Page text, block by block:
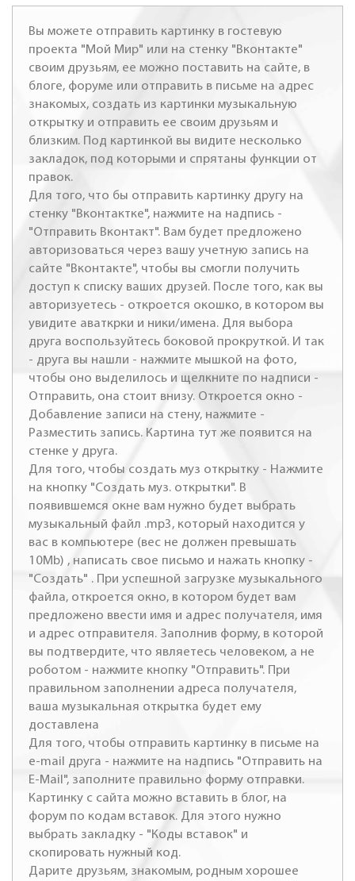
Вы можете отправить картинку в гостевую
проекта "Мой Мир" или на стенку "Вконтакте"
своим друзьям, ее можно поставить на сайте, в
блоге, форуме или отправить в письме на адрес
знакомых, создать из картинки музыкальную
открытку и отправить ее своим друзьям и
близким. Под картинкой вы видите несколько
закладок, под которыми и спрятаны функции от
правок.
Для того, что бы отправить картинку другу на
стенку "Вконтактке", нажмите на надпись -
"Отправить Вконтакт". Вам будет предложено
авторизоваться через вашу учетную запись на
сайте "Вконтакте", чтобы вы смогли получить
доступ к списку ваших друзей. После того, как вы
авторизуетесь - откроется окошко, в котором вы
увидите аваткрки и ники/имена. Для выбора
друга воспользуйтесь боковой прокруткой. И так
- друга вы нашли - нажмите мышкой на фото,
чтобы оно выделилось и щелкните по надписи -
Отправить, она стоит внизу. Откроется окно -
Добавление записи на стену, нажмите -
Разместить запись. Картина тут же появится на
стенке у друга.
Для того, чтобы создать муз открытку - Нажмите
на кнопку "Создать муз. открытки". В
появившемся окне вам нужно будет выбрать
музыкальный файл .mp3, который находится у
вас в компьютере (вес не должен превышать
10Mb) , написать свое письмо и нажать кнопку -
"Создать" . При успешной загрузке музыкального
файла, откроется окно, в котором будет вам
предложено ввести имя и адрес получателя, имя
и адрес отправителя. Заполнив форму, в которой
вы подтвердите, что являетесь человеком, а не
роботом - нажмите кнопку "Отправить". При
правильном заполнении адреса получателя,
ваша музыкальная открытка будет ему
доставлена
Для того, чтобы отправить картинку в письме на
e-mail друга - нажмите на надпись "Отправить на
E-Mail", заполните правильно форму отправки.
Картинку с сайта можно вставить в блог, на
форум по кодам вставок. Для этого нужно
выбрать закладку - "Коды вставок" и
скопировать нужный код.
Дарите друзьям, знакомым, родным хорошее